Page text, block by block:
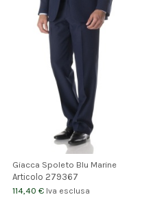
Giacca Spoleto Blu Marine
Articolo 279367
114,40 € Iva esclusa